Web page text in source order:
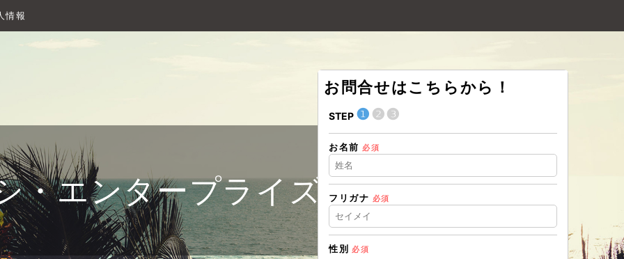
情報
・エンタープライズ 長野営業所
お問合せはこちらから！
STEP ❶❷❸
お名前 必須
フリガナ 必須
性別 必須